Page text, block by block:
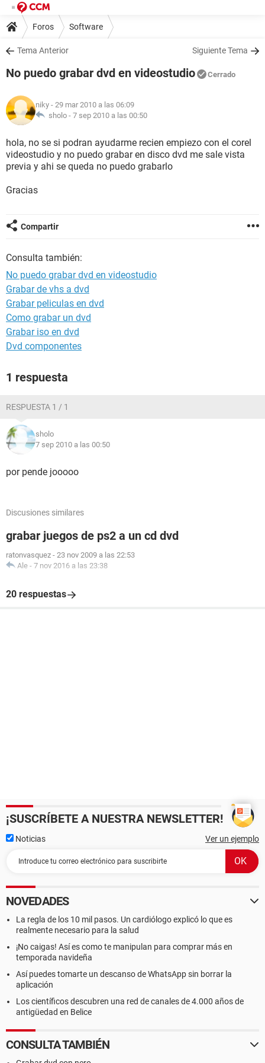
Foros Software
Tema Anterior Siguiente Tema
No puedo grabar dvd en videostudio Cerrado
niky - 29 mar 2010 a las 06:09
sholo - 7 sep 2010 a las 00:50
hola, no se si podran ayudarme recien empiezo con el corel
videostudio y no puedo grabar en disco dvd me sale vista
previa y ahi se queda no puedo grabarlo
Gracias
Compartir
Consulta también:
No puedo grabar dvd en videostudio
Grabar de vhs a dvd
Grabar peliculas en dvd
Como grabar un dvd
Grabar iso en dvd
Dvd componentes
1 respuesta
RESPUESTA 1 / 1
sholo
7 sep 2010 a las 00:50
por pende jooooo
Discusiones similares
grabar juegos de ps2 a un cd dvd
ratonvasquez - 23 nov 2009 a las 22:53
Ale - 7 nov 2016 a las 23:38
20 respuestas
¡SUSCRÍBETE A NUESTRA NEWSLETTER!
Noticias Ver un ejemplo
NOVEDADES
La regla de los 10 mil pasos. Un cardiólogo explicó lo que es
realmente necesario para la salud
¡No caigas! Así es como te manipulan para comprar más en
temporada navideña
Así puedes tomarte un descanso de WhatsApp sin borrar la
aplicación
Los científicos descubren una red de canales de 4.000 años de
antigüedad en Belice
CONSULTA TAMBIÉN